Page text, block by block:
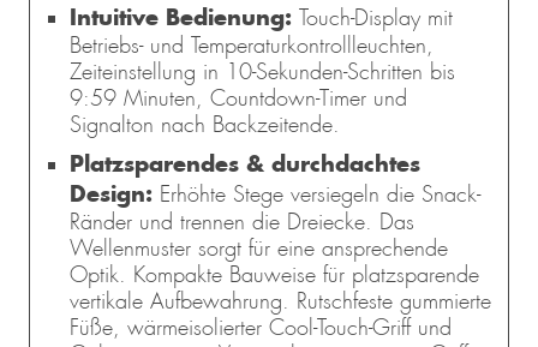
Intuitive Bedienung: Touch-Display mit
Betriebs- und Temperaturkontrollleuchten,
Zeiteinstellung in 10-Sekunden-Schritten bis
9:59 Minuten, Countdown-Timer und
Signalton nach Backzeitende.
Platzsparendes & durchdachtes
Design: Erhöhte Stege versiegeln die Snack-
Ränder und trennen die Dreiecke. Das
Wellenmuster sorgt für eine ansprechende
Optik. Kompakte Bauweise für platzsparende
vertikale Aufbewahrung. Rutschfeste gummierte
Füße, wärmeisolierter Cool-Touch-Griff und